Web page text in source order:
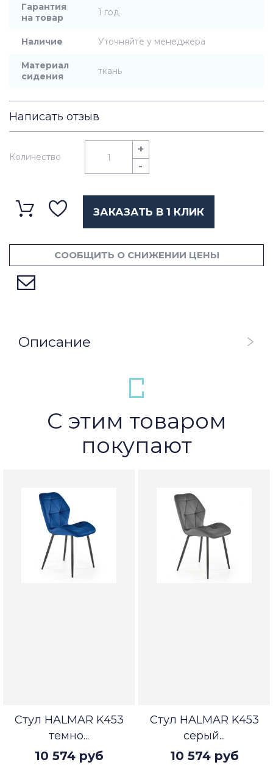
Гарантия
на товар
1 год
Наличие Уточняйте у менеджера
Материал
сидения
ткань
Написать отзыв
Количество
+
-
ЗАКАЗАТЬ В 1 КЛИК
СООБЩИТЬ О СНИЖЕНИИ ЦЕНЫ
Описание
С этим товаром
покупают
Стул HALMAR K453
темно...
10 574 руб
Стул HALMAR K453
серый...
10 574 руб